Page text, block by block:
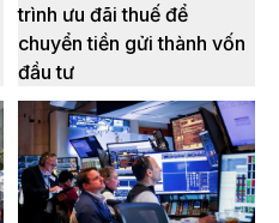
trình ưu đãi thuế để
chuyển tiền gửi thành vốn
đầu tư